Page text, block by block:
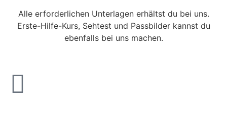
Alle erforderlichen Unterlagen erhältst du bei uns.
Erste-Hilfe-Kurs, Sehtest und Passbilder kannst du
ebenfalls bei uns machen.